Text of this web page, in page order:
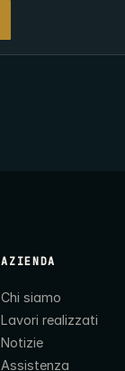
AZIENDA
Chi siamo
Lavori realizzati
Notizie
Assistenza